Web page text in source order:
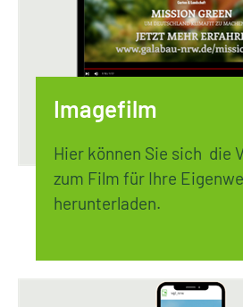
Imagefilm
Hier können Sie sich die
zum Film für Ihre
herunterladen.